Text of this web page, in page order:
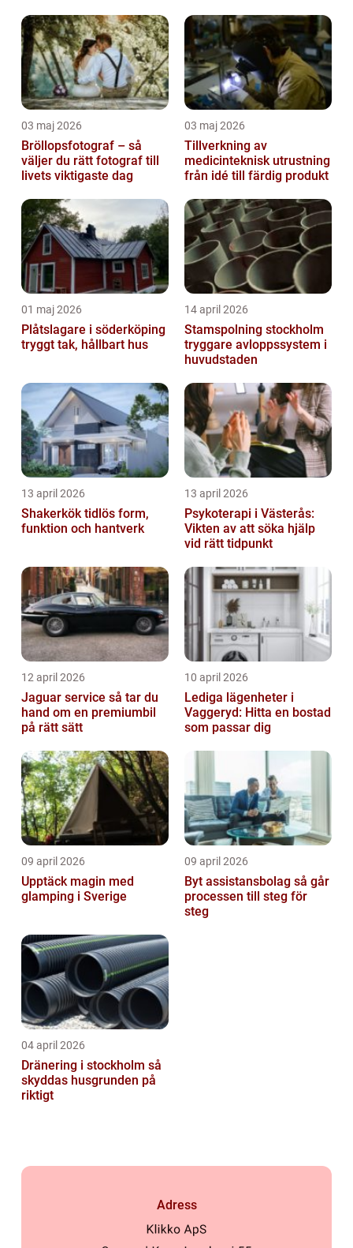
03 maj 2026
Bröllopsfotograf – så
väljer du rätt fotograf till
livets viktigaste dag
03 maj 2026
Tillverkning av
medicinteknisk utrustning
från idé till färdig produkt
01 maj 2026
Plåtslagare i söderköping
tryggt tak, hållbart hus
14 april 2026
Stamspolning stockholm
tryggare avloppssystem i
huvudstaden
13 april 2026
Shakerkök tidlös form,
funktion och hantverk
13 april 2026
Psykoterapi i Västerås:
Vikten av att söka hjälp
vid rätt tidpunkt
12 april 2026
Jaguar service så tar du
hand om en premiumbil
på rätt sätt
10 april 2026
Lediga lägenheter i
Vaggeryd: Hitta en bostad
som passar dig
09 april 2026
Upptäck magin med
glamping i Sverige
09 april 2026
Byt assistansbolag så går
processen till steg för
steg
04 april 2026
Dränering i stockholm så
skyddas husgrunden på
riktigt
Adress